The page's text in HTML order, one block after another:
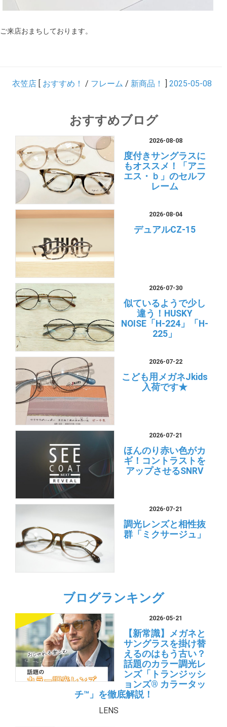
ご来店おまちしております。
衣笠店 [ おすすめ！ / フレーム / 新商品！ ] 2025-05-08
おすすめブログ
2026-08-08
度付きサングラスに
もオススメ！「アニ
エス・ｂ」のセルフ
レーム
2026-08-04
デュアルCZ-15
2026-07-30
似ているようで少し
違う！HUSKY
NOISE「H-224」「H-
225」
2026-07-22
こども用メガネJkids
入荷です★
2026-07-21
ほんのり赤い色がカ
ギ！コントラストを
アップさせるSNRV
2026-07-21
調光レンズと相性抜
群「ミクサージュ」
ブログランキング
2026-05-21
【新常識】メガネと
サングラスを掛け替
えるのはもう古い？
話題のカラー調光レ
ンズ「トランジッシ
ョンズ® カラータッ
チ™」を徹底解説！
LENS